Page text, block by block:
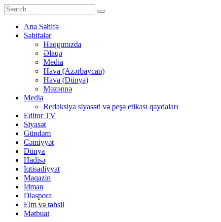
Ana Səhifə
Səhifələr
Haqqımızda
Əlaqə
Media
Hava (Azərbaycan)
Hava (Dünya)
Məzənnə
Media
Redaksiya siyasəti və peşə etikası qaydaları
Editor TV
Siyasət
Gündəm
Cəmiyyət
Dünya
Hadisə
İqtisadiyyat
Maqazin
İdman
Diaspora
Elm və təhsil
Mətbuat